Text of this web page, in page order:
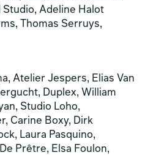
Studio, Adeline Halot
Thomas Serruys,
Atelier Jespers, Elias Van
Duplex, William
Studio Loho,
Carine Boxy, Dirk
Laura Pasquino,
Prêtre, Elsa Foulon,